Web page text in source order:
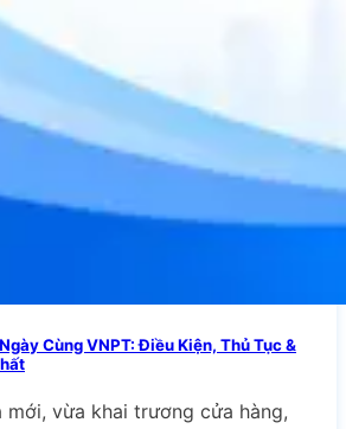
Cùng VNPT: Điều Kiện, Thủ Tục &
mới, vừa khai trương cửa hàng,